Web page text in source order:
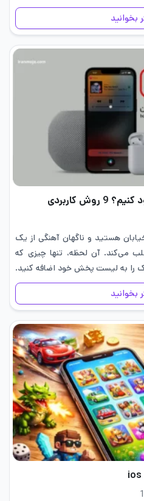
بخوانید
کاربردی
هستید و ناگهان آهنگی از یک
می‌کند. آن لحظه، تنها چیزی که
را به لیست پخش خود اضافه کنید.
بخوانید